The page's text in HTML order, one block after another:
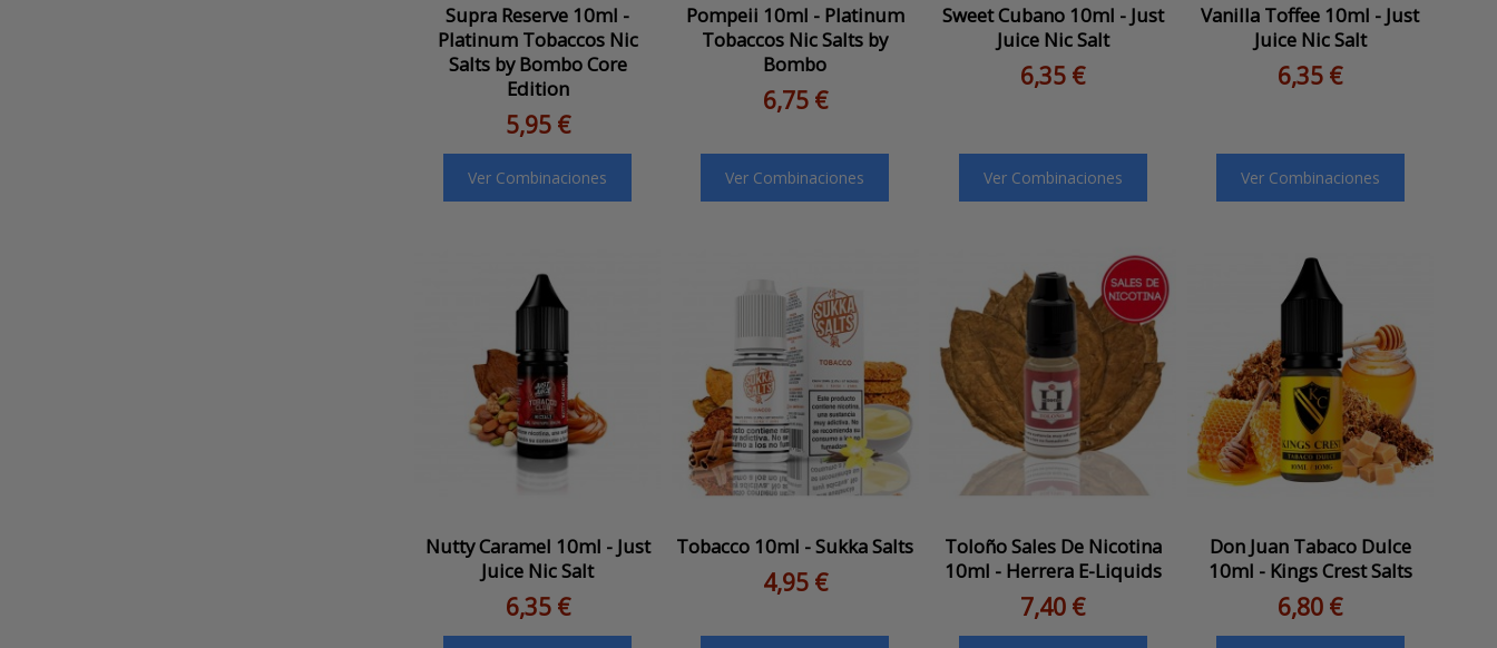
Supra Reserve 10ml -
Platinum Tobaccos Nic
Salts by Bombo Core
Edition
5,95 €
Ver Combinaciones
Pompeii 10ml - Platinum
Tobaccos Nic Salts by
Bombo
6,75 €
Ver Combinaciones
Sweet Cubano 10ml - Just
Juice Nic Salt
6,35 €
Ver Combinaciones
Vanilla Toffee 10ml - Just
Juice Nic Salt
6,35 €
Ver Combinaciones
Nutty Caramel 10ml - Just
Juice Nic Salt
6,35 €
Tobacco 10ml - Sukka Salts
4,95 €
Toloño Sales De Nicotina
10ml - Herrera E-Liquids
7,40 €
Don Juan Tabaco Dulce
10ml - Kings Crest Salts
6,80 €